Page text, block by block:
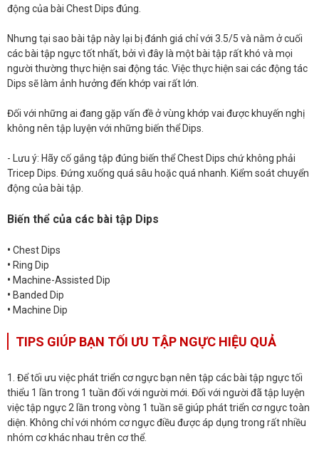
động của bài Chest Dips đúng.
Nhưng tại sao bài tập này lại bị đánh giá chỉ với 3.5/5 và nằm ở cuối
các bài tập ngực tốt nhất, bởi vì đây là một bài tập rất khó và mọi
người thường thực hiện sai động tác. Việc thực hiện sai các động tác
Dips sẽ làm ảnh hưởng đến khớp vai rất lớn.
Đối với những ai đang gặp vấn đề ở vùng khớp vai được khuyến nghị
không nên tập luyện với những biến thể Dips.
- Lưu ý: Hãy cố gắng tập đúng biến thể Chest Dips chứ không phải
Tricep Dips. Đứng xuống quá sâu hoặc quá nhanh. Kiểm soát chuyển
động của bài tập.
Biến thể của các bài tập Dips
• Chest Dips
• Ring Dip
• Machine-Assisted Dip
• Banded Dip
• Machine Dip
TIPS GIÚP BẠN TỐI ƯU TẬP NGỰC HIỆU QUẢ
1. Để tối ưu việc phát triển cơ ngực bạn nên tập các bài tập ngực tối
thiểu 1 lần trong 1 tuần đối với người mới. Đối với người đã tập luyện
việc tập ngực 2 lần trong vòng 1 tuần sẽ giúp phát triển cơ ngực toàn
diện. Không chỉ với nhóm cơ ngực điều được áp dụng trong rất nhiều
nhóm cơ khác nhau trên cơ thể.